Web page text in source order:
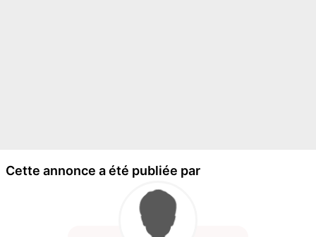
Cette annonce a été publiée par